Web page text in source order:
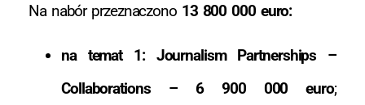
Na nabór przeznaczono 13 800 000 euro:
na temat 1: Journalism Partnerships –
Collaborations – 6 900 000 euro;